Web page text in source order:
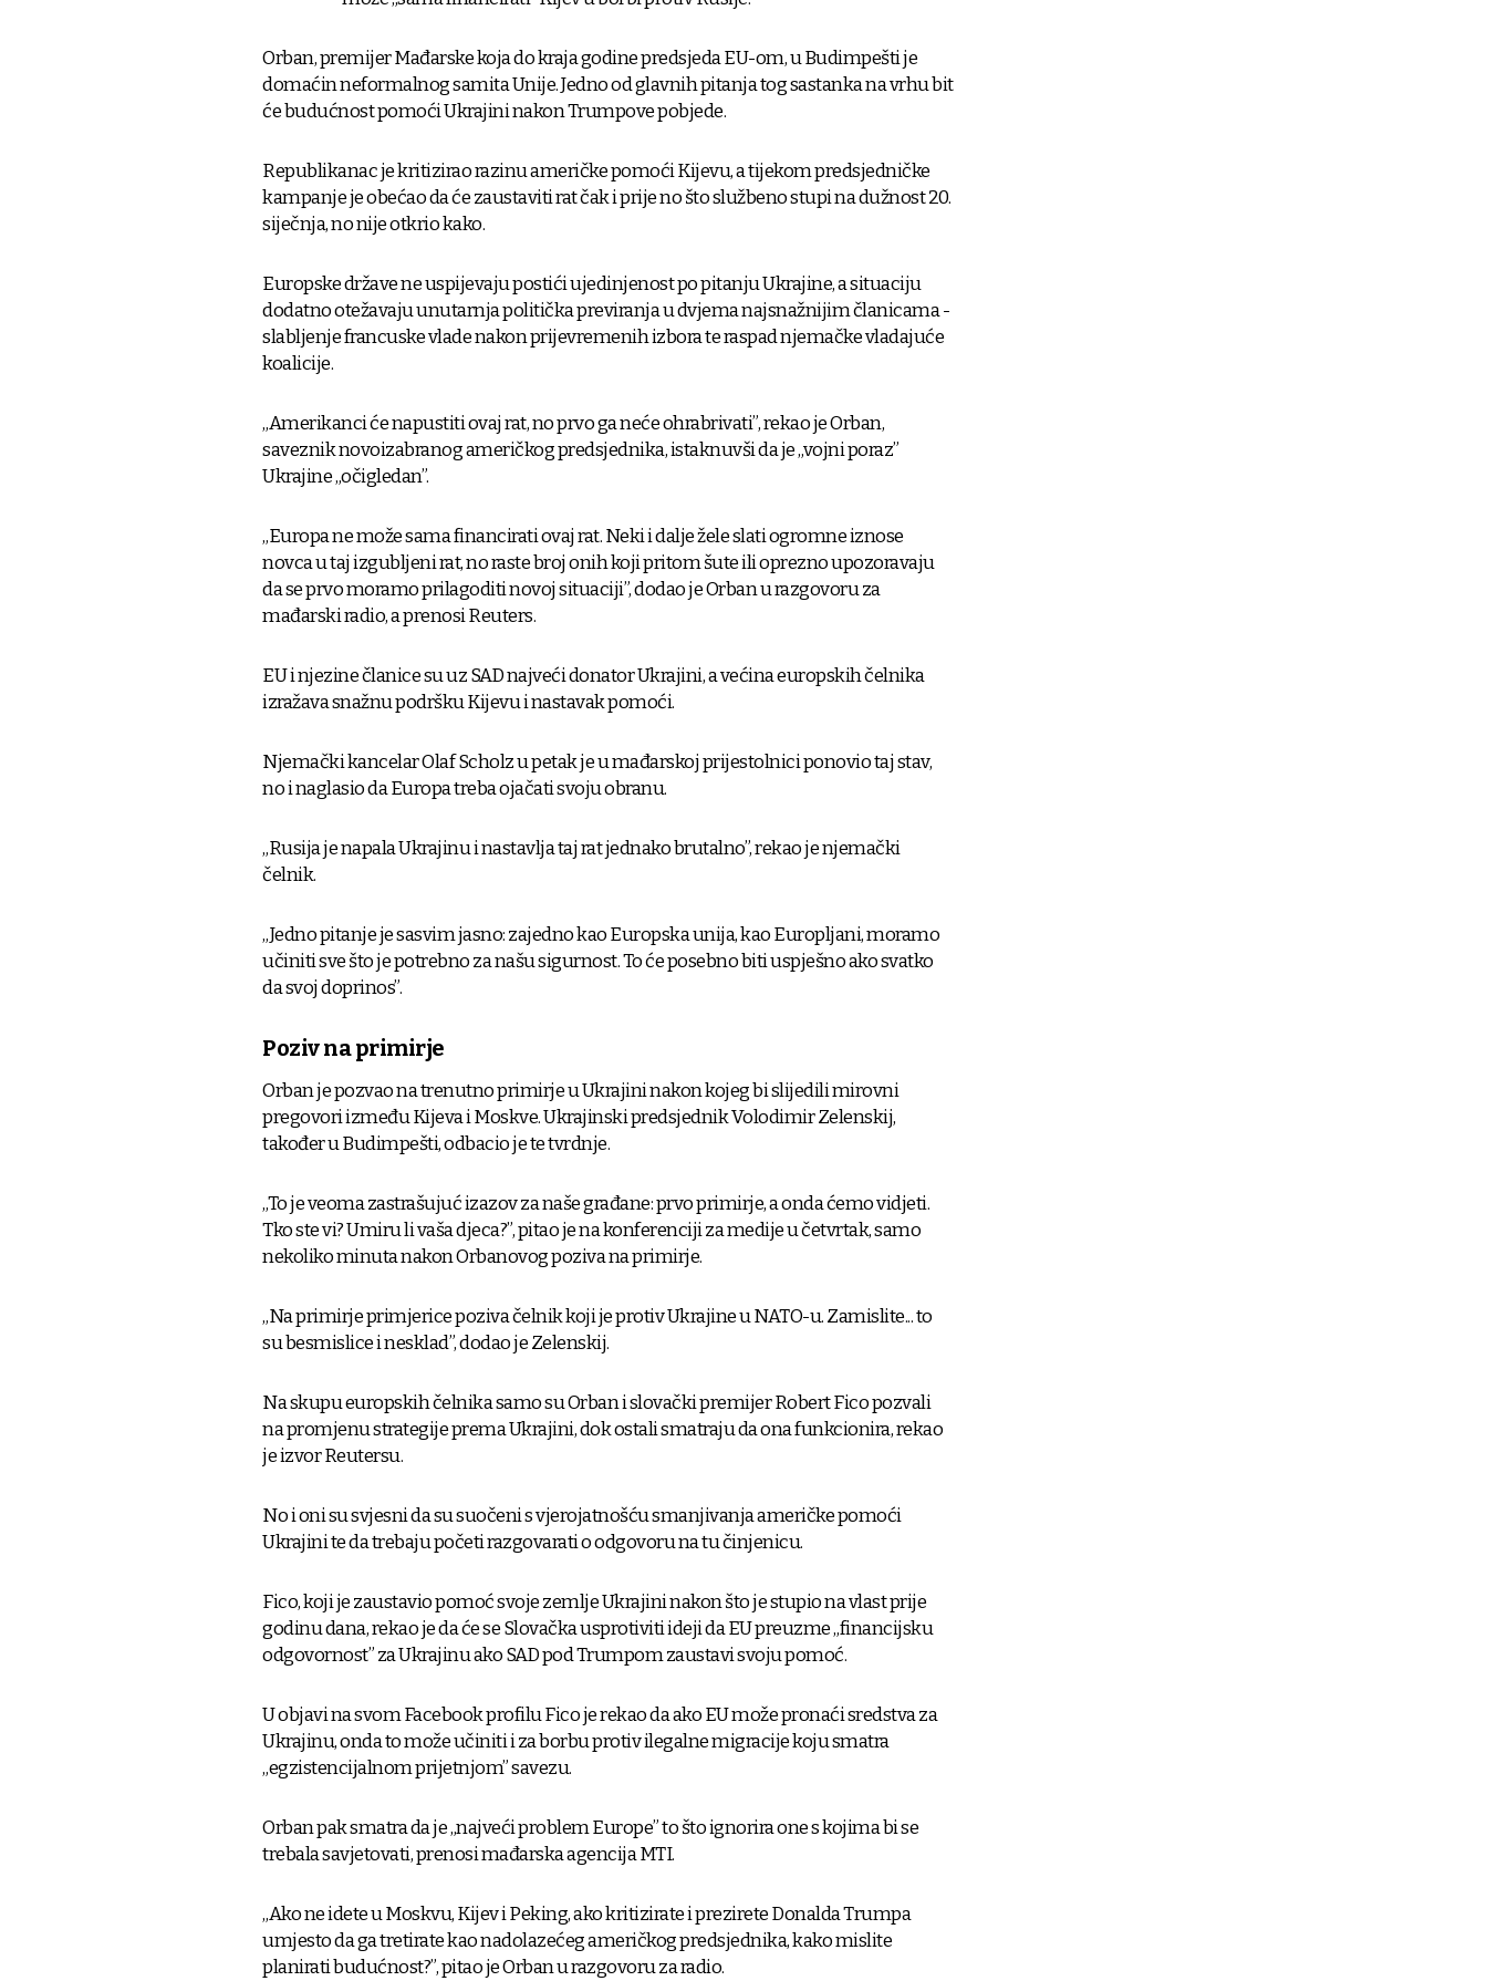
Orban, premijer Mađarske koja do kraja godine predsjeda EU-om, u Budimpešti je
domaćin neformalnog samita Unije. Jedno od glavnih pitanja tog sastanka na vrhu bit
će budućnost pomoći Ukrajini nakon Trumpove pobjede.
Republikanac je kritizirao razinu američke pomoći Kijevu, a tijekom predsjedničke
kampanje je obećao da će zaustaviti rat čak i prije no što službeno stupi na dužnost 20.
siječnja, no nije otkrio kako.
Europske države ne uspijevaju postići ujedinjenost po pitanju Ukrajine, a situaciju
dodatno otežavaju unutarnja politička previranja u dvjema najsnažnijim članicama -
slabljenje francuske vlade nakon prijevremenih izbora te raspad njemačke vladajuće
koalicije.
„Amerikanci će napustiti ovaj rat, no prvo ga neće ohrabrivati”, rekao je Orban,
saveznik novoizabranog američkog predsjednika, istaknuvši da je „vojni poraz”
Ukrajine „očigledan”.
„Europa ne može sama financirati ovaj rat. Neki i dalje žele slati ogromne iznose
novca u taj izgubljeni rat, no raste broj onih koji pritom šute ili oprezno upozoravaju
da se prvo moramo prilagoditi novoj situaciji”, dodao je Orban u razgovoru za
mađarski radio, a prenosi Reuters.
EU i njezine članice su uz SAD najveći donator Ukrajini, a većina europskih čelnika
izražava snažnu podršku Kijevu i nastavak pomoći.
Njemački kancelar Olaf Scholz u petak je u mađarskoj prijestolnici ponovio taj stav,
no i naglasio da Europa treba ojačati svoju obranu.
„Rusija je napala Ukrajinu i nastavlja taj rat jednako brutalno”, rekao je njemački
čelnik.
„Jedno pitanje je sasvim jasno: zajedno kao Europska unija, kao Europljani, moramo
učiniti sve što je potrebno za našu sigurnost. To će posebno biti uspješno ako svatko
da svoj doprinos”.
Poziv na primirje
Orban je pozvao na trenutno primirje u Ukrajini nakon kojeg bi slijedili mirovni
pregovori između Kijeva i Moskve. Ukrajinski predsjednik Volodimir Zelenskij,
također u Budimpešti, odbacio je te tvrdnje.
„To je veoma zastrašujuć izazov za naše građane: prvo primirje, a onda ćemo vidjeti.
Tko ste vi? Umiru li vaša djeca?”, pitao je na konferenciji za medije u četvrtak, samo
nekoliko minuta nakon Orbanovog poziva na primirje.
„Na primirje primjerice poziva čelnik koji je protiv Ukrajine u NATO-u. Zamislite... to
su besmislice i nesklad”, dodao je Zelenskij.
Na skupu europskih čelnika samo su Orban i slovački premijer Robert Fico pozvali
na promjenu strategije prema Ukrajini, dok ostali smatraju da ona funkcionira, rekao
je izvor Reutersu.
No i oni su svjesni da su suočeni s vjerojatnošću smanjivanja američke pomoći
Ukrajini te da trebaju početi razgovarati o odgovoru na tu činjenicu.
Fico, koji je zaustavio pomoć svoje zemlje Ukrajini nakon što je stupio na vlast prije
godinu dana, rekao je da će se Slovačka usprotiviti ideji da EU preuzme „financijsku
odgovornost” za Ukrajinu ako SAD pod Trumpom zaustavi svoju pomoć.
U objavi na svom Facebook profilu Fico je rekao da ako EU može pronaći sredstva za
Ukrajinu, onda to može učiniti i za borbu protiv ilegalne migracije koju smatra
„egzistencijalnom prijetnjom” savezu.
Orban pak smatra da je „najveći problem Europe” to što ignorira one s kojima bi se
trebala savjetovati, prenosi mađarska agencija MTI.
„Ako ne idete u Moskvu, Kijev i Peking, ako kritizirate i prezirete Donalda Trumpa
umjesto da ga tretirate kao nadolazećeg američkog predsjednika, kako mislite
planirati budućnost?”, pitao je Orban u razgovoru za radio.